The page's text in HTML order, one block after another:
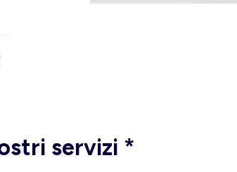
servizi *